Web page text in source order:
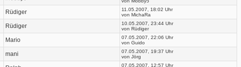
Rüdiger
11.05.2007, 18:02 Uhr
von MichaRa
Rüdiger
10.05.2007, 23:44 Uhr
von Rüdiger
Mario
07.05.2007, 22:06 Uhr
von Guido
mani
07.05.2007, 19:37 Uhr
von Jörg
07.05.2007, 12:57 Uhr